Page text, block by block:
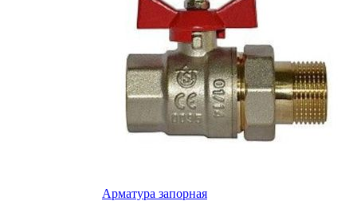
Арматура запорная